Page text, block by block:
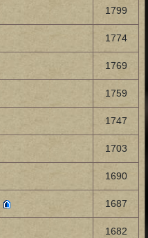
1799
1774
1769
1759
1747
1703
1690
1687
1682